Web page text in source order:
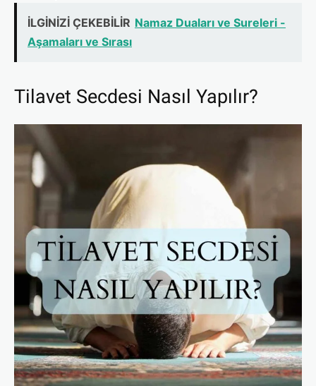
İLGİNİZİ ÇEKEBİLİR Namaz Duaları ve Sureleri -
Aşamaları ve Sırası
Tilavet Secdesi Nasıl Yapılır?